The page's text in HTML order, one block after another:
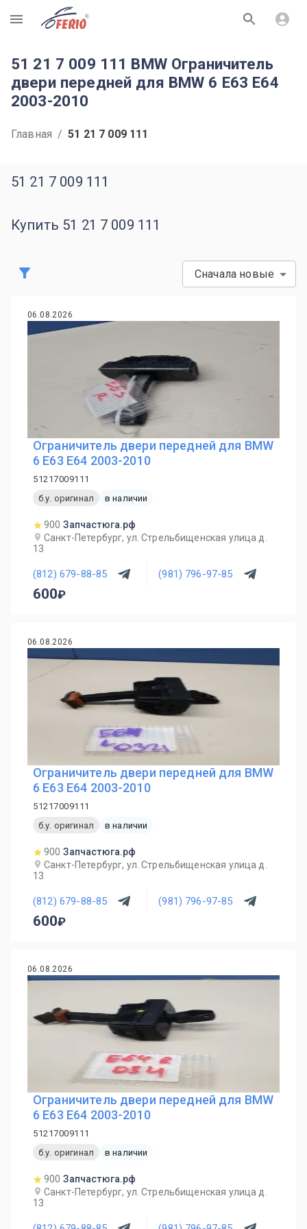
R
51 21 7 009 111 BMW Ограничитель
двери передней для BMW 6 E63 E64
2003-2010
Главная / 51 21 7 009 111
51 21 7 009 111
Купить 51 21 7 009 111
Сначала новые
06.08.2026
Ограничитель двери передней для BMW
6 E63 E64 2003-2010
51217009111
б.у. оригинал
в наличии
900 Запчастюга.рф
Санкт-Петербург, ул. Стрельбищенская улица д.
13
(812) 679-88-85 (981) 796-97-85
600
06.08.2026
Ограничитель двери передней для BMW
6 E63 E64 2003-2010
51217009111
б.у. оригинал
в наличии
900 Запчастюга.рф
Санкт-Петербург, ул. Стрельбищенская улица д.
13
(812) 679-88-85 (981) 796-97-85
600
06.08.2026
Ограничитель двери передней для BMW
6 E63 E64 2003-2010
51217009111
б.у. оригинал
в наличии
900 Запчастюга.рф
Санкт-Петербург, ул. Стрельбищенская улица д.
13